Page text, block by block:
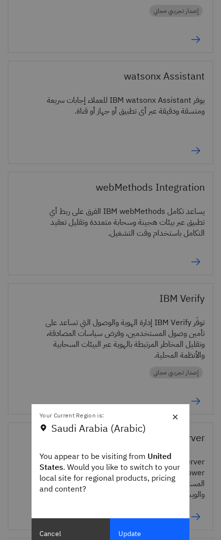
إصدار تجريبي مجاني
watsonx Assistant
يوفر IBM watsonx Assistant للعملاء إجابات سريعة
ومتسقة ودقيقة عبر أي تطبيق أو جهاز أو قناة.
webMethods Integration
يساعد تكامل IBM webMethods الفرق على ربط أي
تطبيق عبر بيئات هجينة وسحابة متعددة وتقليل تعقيد
التكامل باستخدام وقت التشغيل.
IBM Verify
توفِّر IBM Verify إدارة الهوية والوصول التي تساعد على
تأمين وصول المستخدمين، وفرض سياسات المصادقة،
وتقليل المخاطر المرتبطة بالهوية عبر البيئات السحابية
والأنظمة المحلية.
إصدار تجريبي مجاني
Power Virtual Server
IBM Power Virtual Server هو مجموعة من خوادم
IBM Power الافتراضية القابلة للتهيئة ومتعددة
المستأجرين، مع إمكانية الوصول إلى خدمات IBM Cloud
والويب وعمليات DevOps ونظام IBM Db2.
×
Your Current Region is:
Saudi Arabia (Arabic)
You appear to be visiting from United
States. Would you like to switch to your
local site for regional products, pricing
and content?
Cancel Update